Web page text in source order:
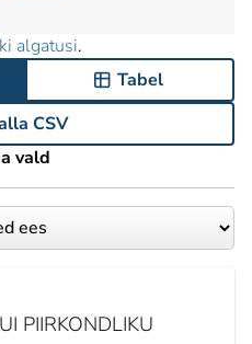
algatusi.
Tabel
CSV
vald
PIIRKONDLIKU